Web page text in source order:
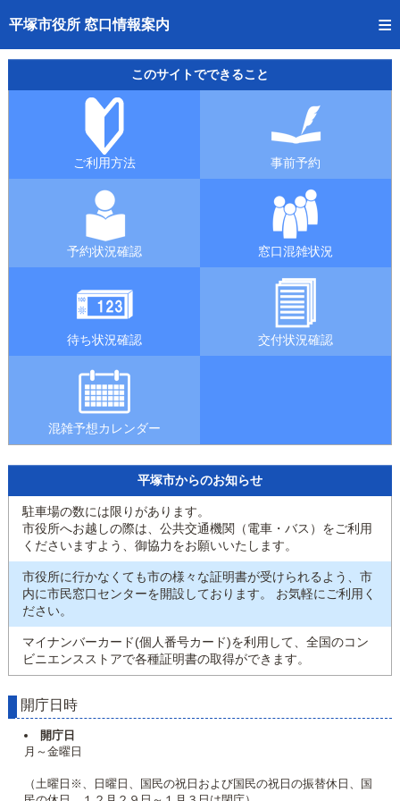
平塚市役所 窓口情報案内
トップページへ
ご利用方法
事前予約
予約状況確認
窓口混雑状況
待ち状況確認
交付状況確認
混雑予想カレンダー
このサイトでできること
ご利用方法 事前予約
予約状況確認 窓口混雑状況
待ち状況確認 交付状況確認
混雑予想カレンダー
平塚市からのお知らせ
駐車場の数には限りがあります。
市役所へお越しの際は、公共交通機関（電車・バス）をご利用
くださいますよう、御協力をお願いいたします。
市役所に行かなくても市の様々な証明書が受けられるよう、市
内に市民窓口センターを開設しております。 お気軽にご利用く
ださい。
マイナンバーカード(個人番号カード)を利用して、全国のコン
ビニエンスストアで各種証明書の取得ができます。
開庁日時
開庁日
月～金曜日
（土曜日※、日曜日、国民の祝日および国民の祝日の振替休日、国